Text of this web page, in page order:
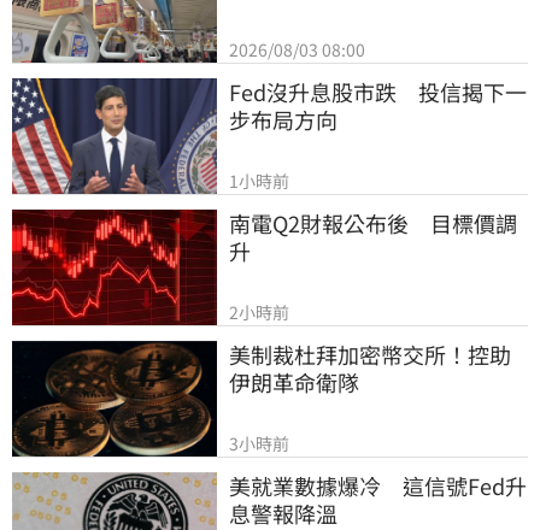
2026/08/03 08:00
Fed沒升息股市跌　投信揭下一
步布局方向
1小時前
南電Q2財報公布後　目標價調
升
2小時前
美制裁杜拜加密幣交所！控助
伊朗革命衛隊
3小時前
美就業數據爆冷　這信號Fed升
息警報降溫